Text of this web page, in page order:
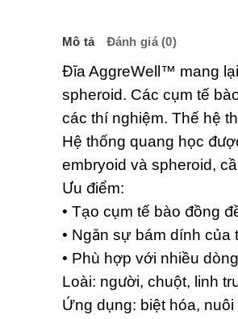
Mô tả Đánh giá (0)
Đĩa AggreWell™ mang
spheroid. Các cụm tế
các thí nghiệm. Thế hệ
Hệ thống quang học
embryoid và spheroid,
Ưu điểm:
• Tạo cụm tế bào đồng
• Ngăn sự bám dính của
• Phù hợp với nhiều
Loài: người, chuột, linh
Ứng dụng: biệt hóa,